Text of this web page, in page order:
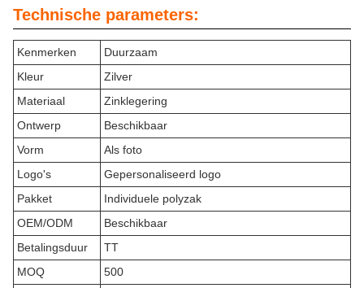
Technische parameters:
Kenmerken
Duurzaam
Kleur
Zilver
Materiaal
Zinklegering
Ontwerp
Beschikbaar
Vorm
Als foto
Logo's
Gepersonaliseerd logo
Pakket
Individuele polyzak
OEM/ODM
Beschikbaar
Betalingsduur
TT
MOQ
500